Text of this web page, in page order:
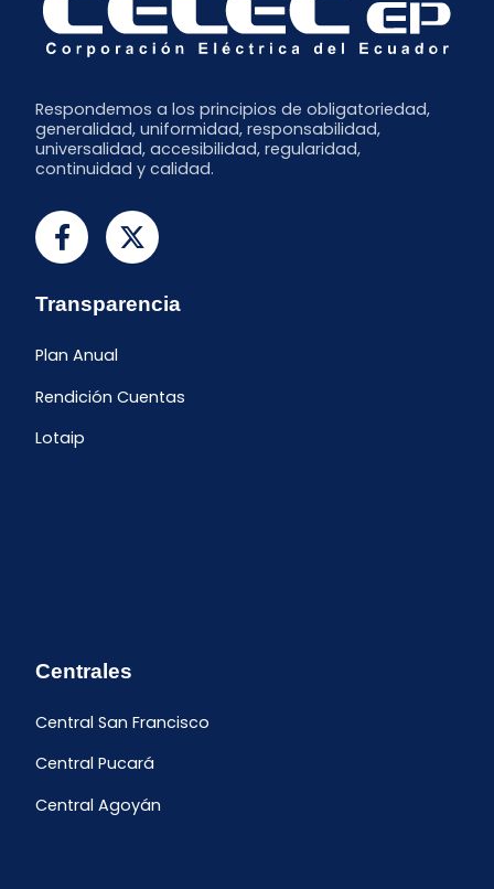
Respondemos a los principios de obligatoriedad,
generalidad, uniformidad, responsabilidad,
universalidad, accesibilidad, regularidad,
continuidad y calidad.
Transparencia
Plan Anual
Rendición Cuentas
Lotaip
Centrales
Central San Francisco
Central Pucará
Central Agoyán